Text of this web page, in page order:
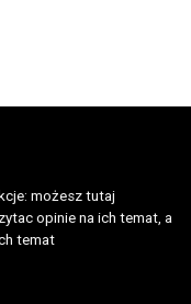
możesz tutaj
opinie na ich temat, a
temat